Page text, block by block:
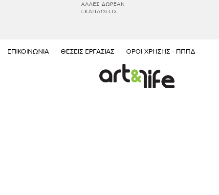
ΆΛΛΕΣ ΔΩΡΕΆΝ
ΕΚΔΗΛΏΣΕΙΣ
ΕΠΙΚΟΙΝΩΝΊΑ ΘΈΣΕΙΣ ΕΡΓΑΣΊΑΣ ΌΡΟΙ ΧΡΉΣΗΣ - ΠΠΠΔ